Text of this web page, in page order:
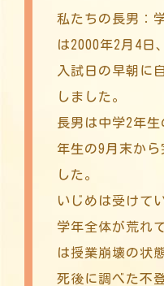
私たちの長男：
は2000年2月4日
入試日の早朝に
しました。
長男は中学2年
年生の9月末か
した。
いじめは受けて
学年全体が荒れ
は授業崩壊の状
死後に調べた不